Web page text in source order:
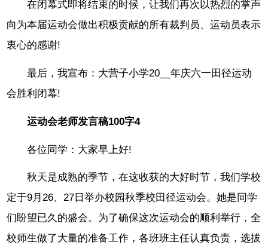
在闭幕式即将结束的时候，让我们再次以热烈的掌声
向为本届运动会做出积极贡献的所有裁判员、运动员表示
衷心的感谢!
最后，我宣布：大营子小学20__年庆六一田径运动
会胜利闭幕!
运动会老师发言稿100字4
各位同学：大家早上好!
秋天是成熟的季节，在这收获的大好时节，我们学校
定于9月26、27日举办校园秋季校田径运动会。她是同学
们盼望已久的盛会。为了确保这次运动会的顺利举行，全
校师生做了大量的准备工作，各班班主任认真负责，选拔